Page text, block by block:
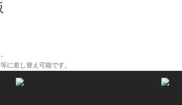
に差し替え可能です。